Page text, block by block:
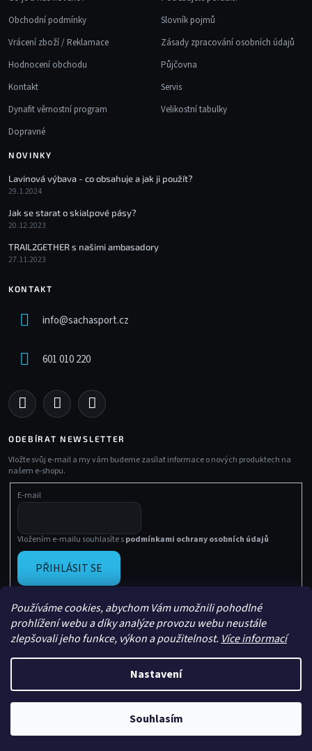
Používáme cookies, abychom Vám umožnili pohodlné
prohlížení webu a díky analýze provozu webu neustále
zlepšovali jeho funkce, výkon a použitelnost. Více informací
Nastavení
Souhlasím
s
u
Obchodní podmínky
Vrácení zboží / Reklamace
Hodnocení obchodu
Kontakt
Dynafit věrnostní program
Dopravné
Slovník pojmů
Zásady zpracování osobních údajů
Půjčovna
Servis
Velikostní tabulky
NOVINKY
Lavinová výbava - co obsahuje a jak ji použít?
29.1.2024
Jak se starat o skialpové pásy?
20.12.2023
TRAIL2GETHER s našimi ambasadory
27.11.2023
KONTAKT
info@sachasport.cz
601 010 220
ODEBÍRAT NEWSLETTER
Vložte svůj e-mail a my vám budeme zasílat informace o nových produktech na
našem e-shopu.
E-mail
Vložením e-mailu souhlasíte spodmínkami ochrany osobních údajů
PŘIHLÁSIT SE
Vytvořil Shoptet
Copyright 2026Sachasport. Všechna práva vyhrazena.
UpravilLe Artist